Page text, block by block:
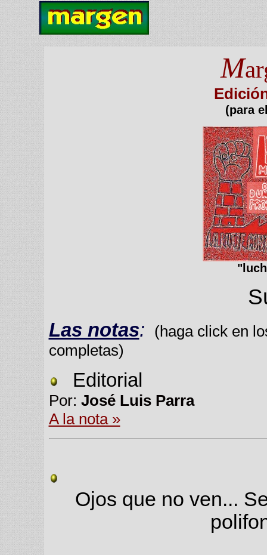
M
(para
Las notas: (haga click en
completas)
Editorial
Por: José Luis Parra
A la nota »
Ojos que no ven...